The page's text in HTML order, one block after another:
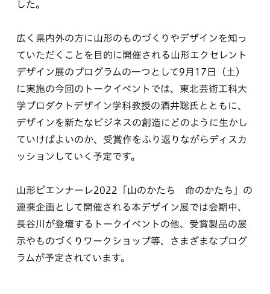
した。
広く県内外の方に山形のものづくりやデザインを知っ
ていただくことを目的に開催される山形エクセレント
デザイン展のプログラムの一つとして9月17日（土）
に実施の今回のトークイベントでは、東北芸術工科大
学プロダクトデザイン学科教授の酒井聡氏とともに、
デザインを新たなビジネスの創造にどのように生かし
ていけばよいのか、受賞作をふり返りながらディスカ
ッションしていく予定です。
山形ビエンナーレ2022「山のかたち 命のかたち」の
連携企画として開催される本デザイン展では会期中、
長谷川が登壇するトークイベントの他、受賞製品の展
示やものづくりワークショップ等、さまざまなプログ
ラムが予定されています。